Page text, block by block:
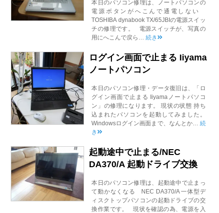
本日のパソコン修理は、ノートパソコンの
電源ボタンがへこんで通電しない
TOSHIBA dynabook TX/65JBIの電源スイッ
チの修理です。 電源スイッチが、写真の
用にへこんで戻ら…続き
ログイン画面で止まる Iiyama
ノートパソコン
本日のパソコン修理・データ復旧は、「ロ
グイン画面で止まる Iiyamaノートパソコ
ン」の修理になります。 現状の状態 持ち
込まれたパソコンを起動してみました。
Windowsログイン画面まで、なんとか… 続
き
起動途中で止まる/NEC
DA370/A 起動ドライブ交換
本日のパソコン修理は、起動途中で止まっ
て動かなくなる NEC DA370/A 一体型デ
ィスクトップパソコンの起動ドライブの交
換作業です。 現状を確認の為、電源を入